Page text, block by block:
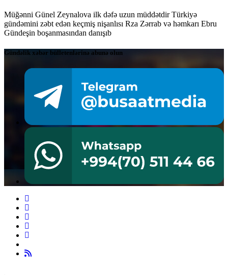
Müğənni Günel Zeynalova ilk dəfə uzun müddətdir Türkiyə
gündəmini zəbt edən keçmiş nişanlısı Rza Zərrab və həmkarı Ebru
Gündeşin boşanmasından danışıb
Gündəlik xəbər bülletenlərinə abunə olun